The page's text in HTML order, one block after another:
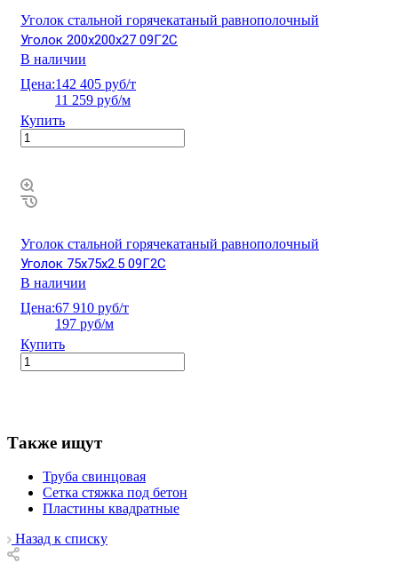
Уголок стальной горячекатаный равнополочный
Уголок 200х200х27 09Г2С
В наличии
Цена:142 405 руб/т
11 259 руб/м
Купить
Уголок стальной горячекатаный равнополочный
Уголок 75х75х2.5 09Г2С
В наличии
Цена:67 910 руб/т
197 руб/м
Купить
Также ищут
Труба свинцовая
Сетка стяжка под бетон
Пластины квадратные
Назад к списку